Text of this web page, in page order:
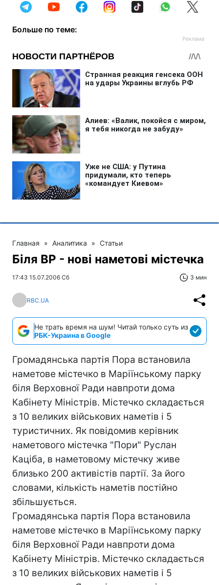
Больше по теме:
Главная » Аналитика » Статьи
Біля ВР - нові наметові містечка
17:43 15.07.2006 Сб 3 мин
RBC.UA
Не трать время на шум! Читай только суть из
РБК-Украина в Google
Громадянська партія Пора встановила
наметове містечко в Маріїнському парку
біля Верховної Ради навпроти дома
Кабінету Міністрів. Містечко складається
з 10 великих військових наметів і 5
туристичних. Як повідомив керівник
наметового містечка "Пори" Руслан
Каціба, в наметовому містечку живе
близько 200 активістів партії. За його
словами, кількість наметів постійно
збільшується.
Громадянська партія Пора встановила
наметове містечко в Маріїнському парку
біля Верховної Ради навпроти дома
Кабінету Міністрів. Містечко складається
з 10 великих військових наметів і 5